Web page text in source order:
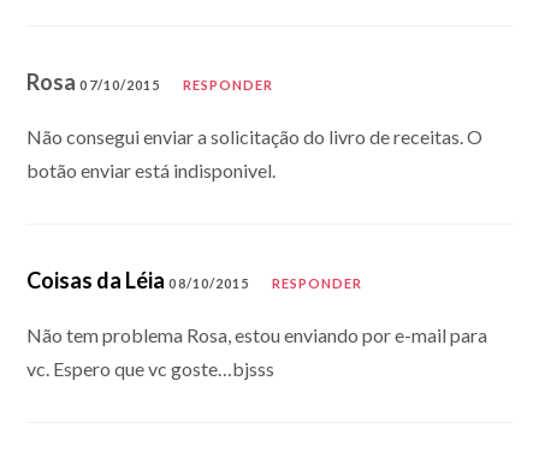
Rosa07/10/2015 RESPONDER
Não consegui enviar a solicitação do livro de receitas. O
botão enviar está indisponivel.
Coisas da Léia 08/10/2015 RESPONDER
Não tem problema Rosa, estou enviando por e-mail para
vc. Espero que vc goste…bjsss